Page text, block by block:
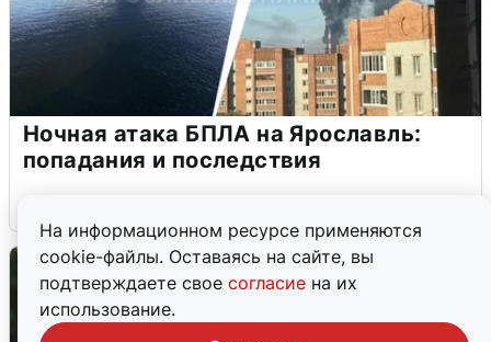
На информационном ресурсе применяются
cookie-файлы. Оставаясь на сайте, вы
подтверждаете свое согласие на их
использование.
Ночная атака БПЛА на Ярославль:
попадания и последствия